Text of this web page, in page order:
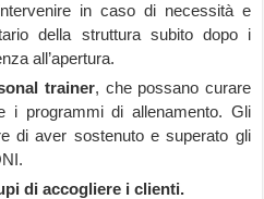
in caso di necessità e
della struttura subito dopo i
all’apertura.
trainer, che possano curare
i programmi di allenamento. Gli
di aver sostenuto e superato gli
di accogliere i clienti.